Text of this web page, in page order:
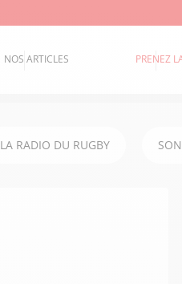
NOS ARTICLES PRENEZ
LA RADIO DU RUGBY